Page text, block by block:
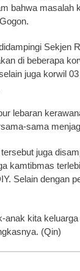
bahwa masalah
di beberapa
juga korwil
lebaran
sama
juga
kamtibmas
Selain dengan
anak kita
(Qin)